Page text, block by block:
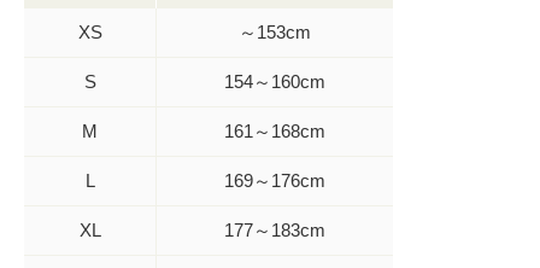
XS ～153cm
S 154～160cm
M 161～168cm
L 169～176cm
XL 177～183cm